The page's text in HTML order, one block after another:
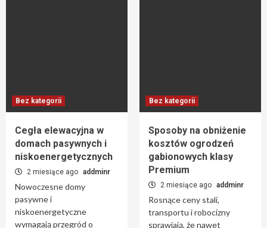
Bez kategorii
Cegła elewacyjna w
domach pasywnych i
niskoenergetycznych
2 miesiące ago addminr
Nowoczesne domy
pasywne i
niskoenergetyczne
wymagają przegród o
Bez kategorii
Sposoby na obniżenie
kosztów ogrodzeń
gabionowych klasy
Premium
2 miesiące ago addminr
Rosnące ceny stali,
transportu i robocizny
sprawiają, że nawet